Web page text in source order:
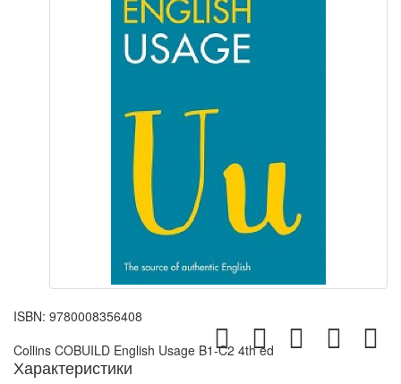
ISBN: 9780008356408
Collins COBUILD English Usage B1-C2 4th ed
Характеристики